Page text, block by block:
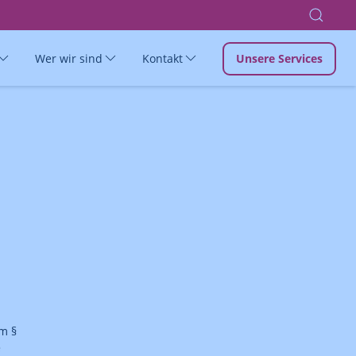
Wer wir sind Kontakt Unsere Services
§